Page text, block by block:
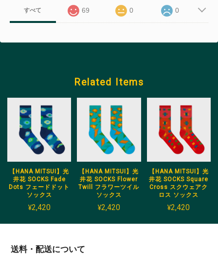
すべて 69 0 0
Related Items
【HANA MITSUI】光
井花 SOCKS Fade
Dots フェードドット
ソックス
¥2,420
【HANA MITSUI】光
井花 SOCKS Flower
Twill フラワーツイル
ソックス
¥2,420
【HANA MITSUI】光
井花 SOCKS Square
Cross スクウェアク
ロス ソックス
¥2,420
送料・配送について